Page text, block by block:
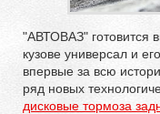
"АВТОВАЗ" готовится
кузове универсал и
впервые за всю
ряд новых
дисковые тормоза